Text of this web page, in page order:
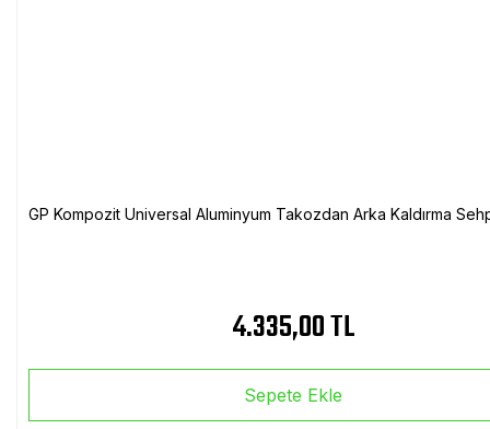
GP Kompozit Universal Aluminyum Takozdan Arka Kaldırma
4.335,00 TL
Sepete Ekle